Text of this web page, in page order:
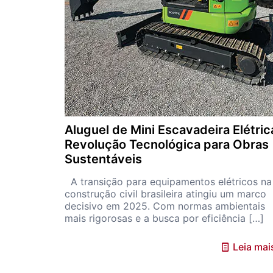
Aluguel de Mini Escavadeira
Revolução Tecnológica para Obras
Sustentáveis
A transição para equipamentos elétricos na
construção civil brasileira atingiu um marco
decisivo em 2025. Com normas ambientais
mais rigorosas e a busca por eficiência […]
Leia